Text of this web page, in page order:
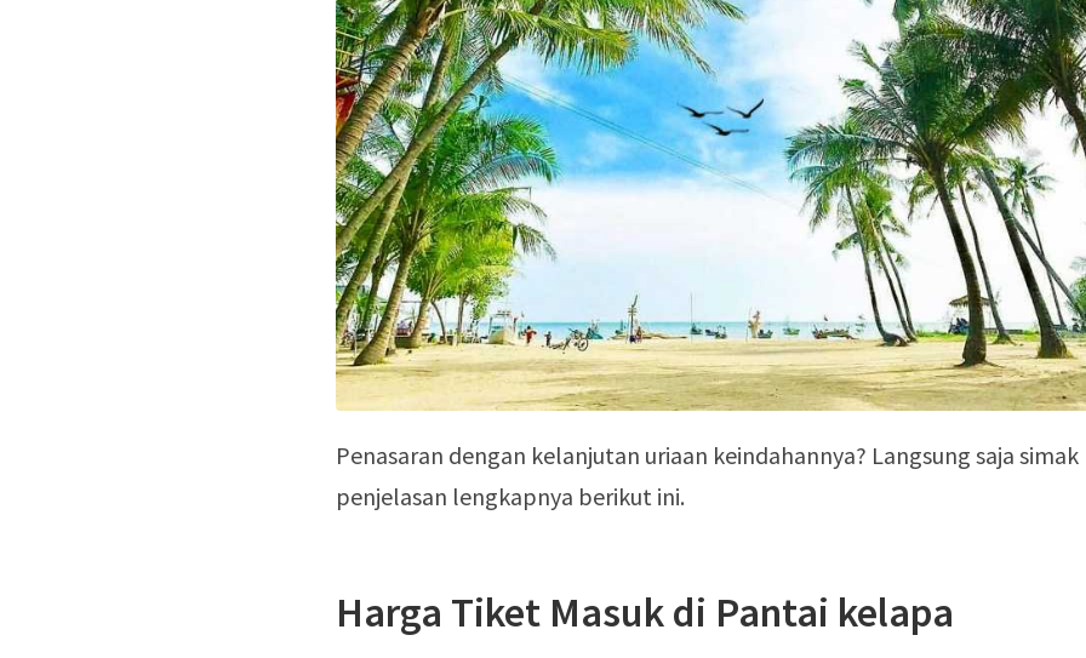
Penasaran dengan kelanjutan uriaan keindahannya? Langsung saja simak
penjelasan lengkapnya berikut ini.
Harga Tiket Masuk di Pantai kelapa